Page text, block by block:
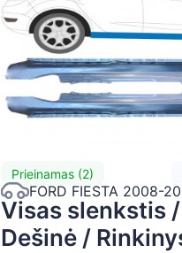
Prieinamas (2)
FORD FIESTA 2008-
Visas slenkstis
Dešinė /